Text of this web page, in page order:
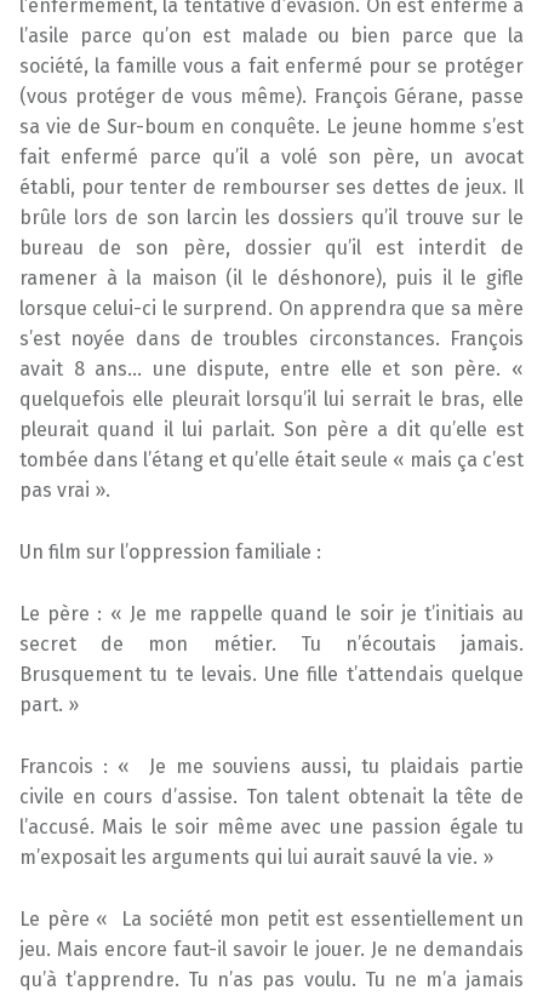
l’enfermement, la tentative d’évasion. On est enfermé à
l’asile parce qu’on est malade ou bien parce que la
société, la famille vous a fait enfermé pour se protéger
(vous protéger de vous même). François Gérane, passe
sa vie de Sur-boum en conquête. Le jeune homme s’est
fait enfermé parce qu’il a volé son père, un avocat
établi, pour tenter de rembourser ses dettes de jeux. Il
brûle lors de son larcin les dossiers qu’il trouve sur le
bureau de son père, dossier qu’il est interdit de
ramener à la maison (il le déshonore), puis il le gifle
lorsque celui-ci le surprend. On apprendra que sa mère
s’est noyée dans de troubles circonstances. François
avait 8 ans… une dispute, entre elle et son père. «
quelquefois elle pleurait lorsqu’il lui serrait le bras, elle
pleurait quand il lui parlait. Son père a dit qu’elle est
tombée dans l’étang et qu’elle était seule « mais ça c’est
pas vrai ».
Un film sur l’oppression familiale :
Le père : « Je me rappelle quand le soir je t’initiais au
secret de mon métier. Tu n’écoutais jamais.
Brusquement tu te levais. Une fille t’attendais quelque
part. »
Francois : « Je me souviens aussi, tu plaidais partie
civile en cours d’assise. Ton talent obtenait la tête de
l’accusé. Mais le soir même avec une passion égale tu
m’exposait les arguments qui lui aurait sauvé la vie. »
Le père « La société mon petit est essentiellement un
jeu. Mais encore faut-il savoir le jouer. Je ne demandais
qu’à t’apprendre. Tu n’as pas voulu. Tu ne m’a jamais